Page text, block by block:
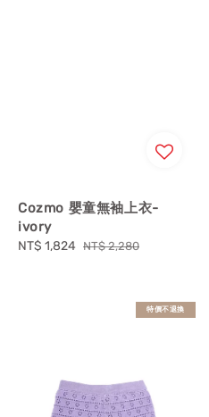
Cozmo 嬰童無袖上衣-
ivory
Sale
NT$ 1,824 Regular
NT$ 2,280
特價不退換